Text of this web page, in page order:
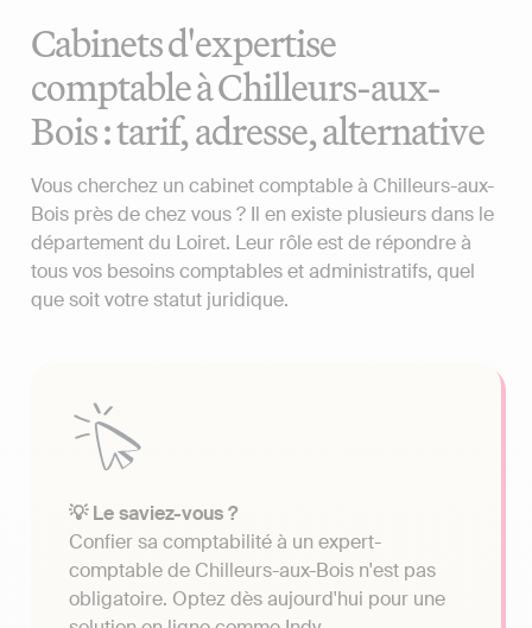
Cabinets d'expertise
comptable à Chilleurs-aux-
Bois : tarif, adresse, alternative
Vous cherchez un cabinet comptable à Chilleurs-aux-
Bois près de chez vous ? Il en existe plusieurs dans le
département du Loiret. Leur rôle est de répondre à
tous vos besoins comptables et administratifs, quel
que soit votre statut juridique.
💡 Le saviez-vous ?
Confier sa comptabilité à un expert-
comptable de Chilleurs-aux-Bois n'est pas
obligatoire. Optez dès aujourd'hui pour une